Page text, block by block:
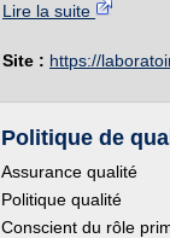
Lire la suite
Site : https://
Politique de
Assurance qualité
Politique qualité
Conscient du rôle